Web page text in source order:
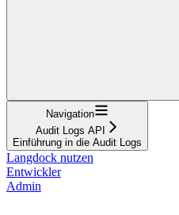
Navigation
Audit Logs API
Einführung in die Audit Logs
Langdock nutzen
Entwickler
Admin